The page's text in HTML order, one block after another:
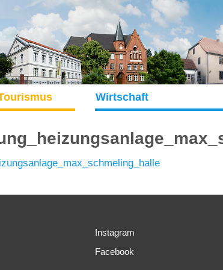
Wirtschaft
Instagram
Facebook